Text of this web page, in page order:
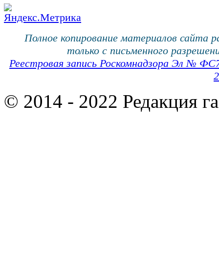
Полное копирование материалов сайта
только с письменного
Реестровая запись Роскомнадзора Эл №
© 2014 - 2022 Редакция